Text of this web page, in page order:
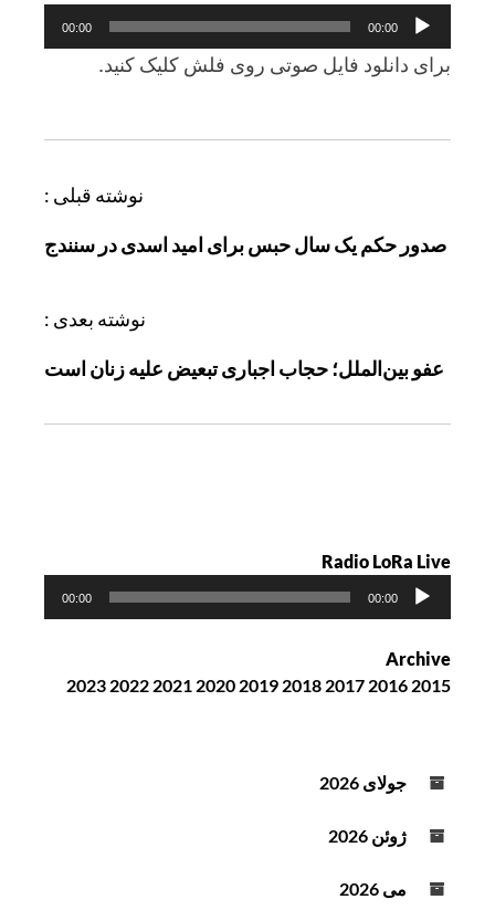
پخش‌کننده
صوت
00:00
00:00
برای دانلود فايل صوتی روی فلش کليک کنيد.
ه
ش
نوشته قبلی :
صدور حکم یک سال حبس برای امید اسدی در سنندج
نوشته بعدی :
عفو بین‌الملل؛ حجاب اجباری تبعیض علیه زنان است
Radio LoRa Live
ک
ن
ه
و
00:00
00:00
Archive
2015
2016
2017
2018
2019
2020
2021
2022
2023
جولای 2026
ژوئن 2026
می 2026